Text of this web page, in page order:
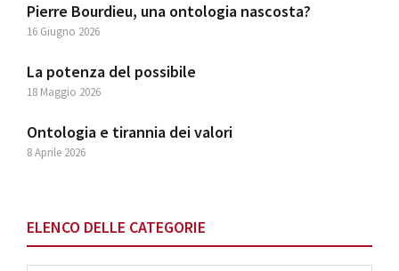
Pierre Bourdieu, una ontologia nascosta?
16 Giugno 2026
La potenza del possibile
18 Maggio 2026
Ontologia e tirannia dei valori
8 Aprile 2026
ELENCO DELLE CATEGORIE